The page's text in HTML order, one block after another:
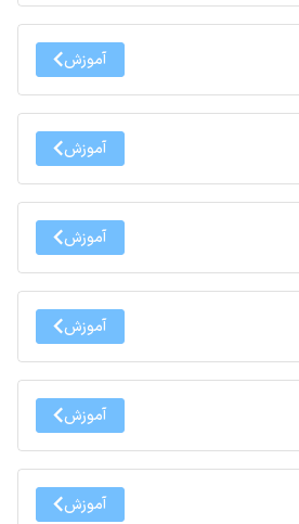
آموزش
آموزش
آموزش
آموزش
آموزش
آموزش